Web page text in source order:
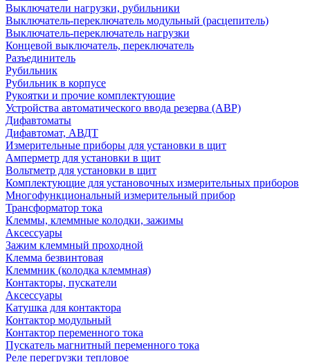
Выключатели нагрузки, рубильники
Выключатель-переключатель модульный (расцепитель)
Выключатель-переключатель нагрузки
Концевой выключатель, переключатель
Разъединитель
Рубильник
Рубильник в корпусе
Рукоятки и прочие комплектующие
Устройства автоматического ввода резерва (АВР)
Дифавтоматы
Дифавтомат, АВДТ
Измерительные приборы для установки в щит
Амперметр для установки в щит
Вольтметр для установки в щит
Комплектующие для установочных измерительных приборов
Многофункциональный измерительный прибор
Трансформатор тока
Клеммы, клеммные колодки, зажимы
Аксессуары
Зажим клеммный проходной
Клемма безвинтовая
Клеммник (колодка клеммная)
Контакторы, пускатели
Аксессуары
Катушка для контактора
Контактор модульный
Контактор переменного тока
Пускатель магнитный переменного тока
Реле перегрузки тепловое